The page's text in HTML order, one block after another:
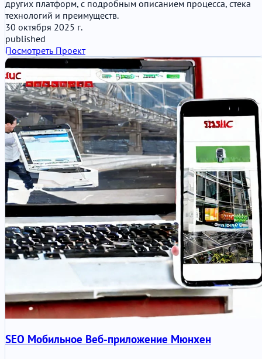
других платформ, с подробным описанием процесса, стека
технологий и преимуществ.
30 октября 2025 г.
published
Посмотреть Проект
SEO Мобильное Веб-приложение Мюнхен